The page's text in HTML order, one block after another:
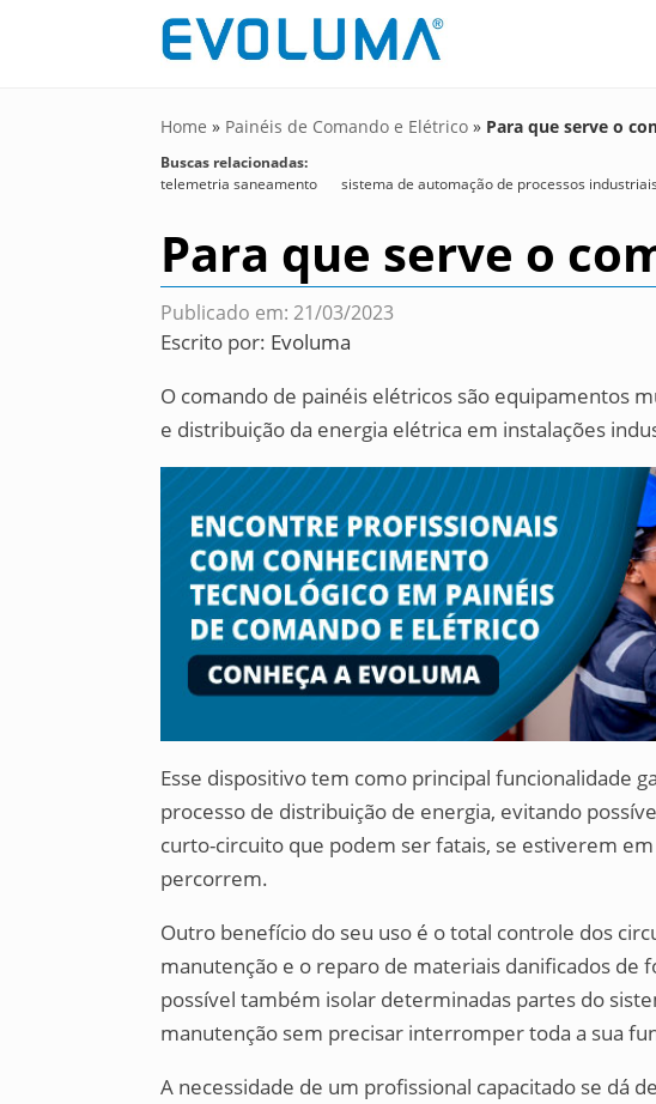
Home » Painéis de Comando e Elétrico » Para que serve o
Buscas relacionadas:
telemetria saneamento
sistema de automação de processos industriais
Para que serve o
Publicado em: 21/03/2023
Escrito por: Evoluma
O comando de painéis elétricos são equipamentos
e distribuição da energia elétrica em instalações
Esse dispositivo tem como principal funcionalidade
processo de distribuição de energia, evitando
curto-circuito que podem ser fatais, se estiverem
percorrem.
Outro benefício do seu uso é o total controle dos
manutenção e o reparo de materiais danificados de
possível também isolar determinadas partes do
manutenção sem precisar interromper toda a sua
A necessidade de um profissional capacitado se dá